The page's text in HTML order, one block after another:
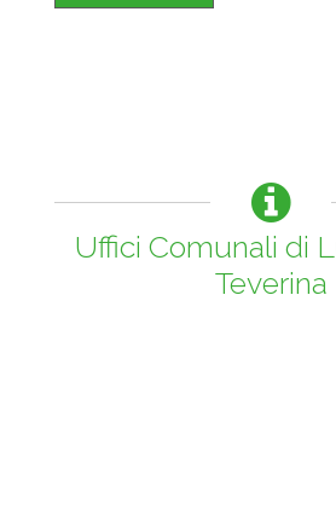
Uffici Comunali di
Teverina